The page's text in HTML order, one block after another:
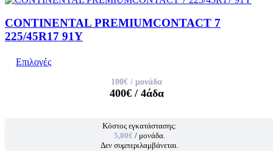
CONTINENTAL PREMIUMCONTACT 7
225/45R17 91Y
Επιλογές
100€ / μονάδα
400€/ 4άδα
Κόστος εγκατάστασης:
5,00€ / μονάδα.
Δεν συμπεριλαμβάνεται.